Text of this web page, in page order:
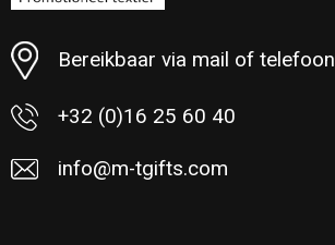
Bereikbaar via mail of telefoon
+32 (0)16 25 60 40
info@m-tgifts.com